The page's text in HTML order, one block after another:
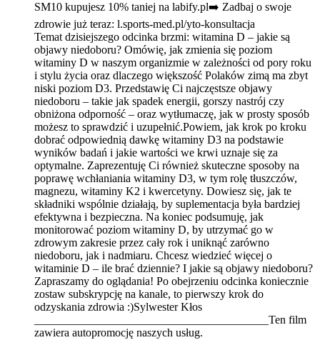
SM10 kupujesz 10% taniej na labify.pl➡️ Zadbaj o swoje
zdrowie już teraz: l.sports-med.pl/yto-konsultacja
Temat dzisiejszego odcinka brzmi: witamina D – jakie są
objawy niedoboru? Omówię, jak zmienia się poziom
witaminy D w naszym organizmie w zależności od pory roku
i stylu życia oraz dlaczego większość Polaków zimą ma zbyt
niski poziom D3. Przedstawię Ci najczęstsze objawy
niedoboru – takie jak spadek energii, gorszy nastrój czy
obniżona odporność – oraz wytłumaczę, jak w prosty sposób
możesz to sprawdzić i uzupełnić.Powiem, jak krok po kroku
dobrać odpowiednią dawkę witaminy D3 na podstawie
wyników badań i jakie wartości we krwi uznaje się za
optymalne. Zaprezentuję Ci również skuteczne sposoby na
poprawę wchłaniania witaminy D3, w tym rolę tłuszczów,
magnezu, witaminy K2 i kwercetyny. Dowiesz się, jak te
składniki wspólnie działają, by suplementacja była bardziej
efektywna i bezpieczna. Na koniec podsumuję, jak
monitorować poziom witaminy D, by utrzymać go w
zdrowym zakresie przez cały rok i uniknąć zarówno
niedoboru, jak i nadmiaru. Chcesz wiedzieć więcej o
witaminie D – ile brać dziennie? I jakie są objawy niedoboru?
Zapraszamy do oglądania! Po obejrzeniu odcinka koniecznie
zostaw subskrypcję na kanale, to pierwszy krok do
odzyskania zdrowia :)Sylwester Kłos
_________________________________________Ten film
zawiera autopromocję naszych usług.